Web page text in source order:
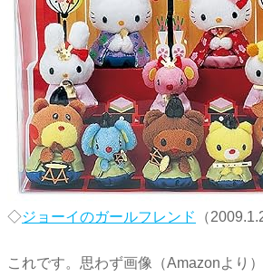
◇ジョーイのガールフレンド （
これです。思わず画像（Amazonより